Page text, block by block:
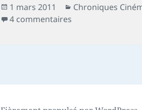
Publié
le
1 mars 2011 Catégories
Chroniques
4 commentaires